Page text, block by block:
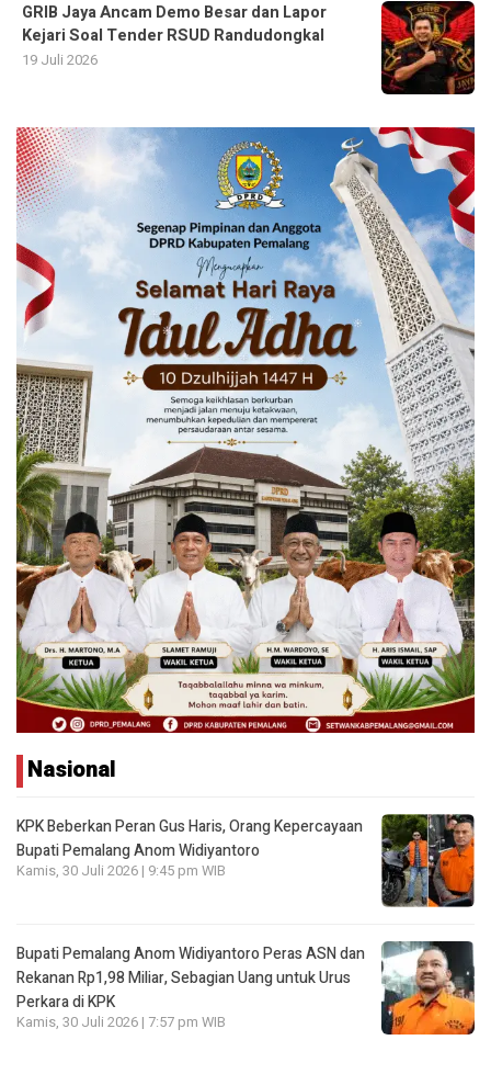
GRIB Jaya Ancam Demo Besar dan Lapor
Kejari Soal Tender RSUD Randudongkal
19 Juli 2026
Nasional
KPK Beberkan Peran Gus Haris, Orang Kepercayaan
Bupati Pemalang Anom Widiyantoro
Kamis, 30 Juli 2026 | 9:45 pm WIB
Bupati Pemalang Anom Widiyantoro Peras ASN dan
Rekanan Rp1,98 Miliar, Sebagian Uang untuk Urus
Perkara di KPK
Kamis, 30 Juli 2026 | 7:57 pm WIB